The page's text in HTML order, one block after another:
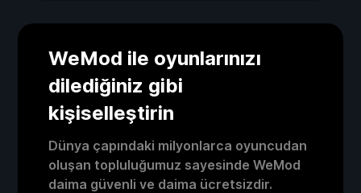
WeMod ile oyunlarınızı
dilediğiniz gibi
kişiselleştirin
Dünya çapındaki milyonlarca oyuncudan
oluşan topluluğumuz sayesinde WeMod
daima güvenli ve daima ücretsizdir.